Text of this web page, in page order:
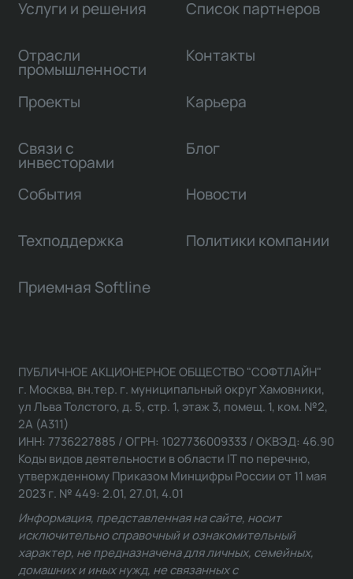
Услуги и решения
Отрасли
промышленности
Проекты
Связи с
инвесторами
Список партнеров
Контакты
Карьера
Блог
События Новости
Техподдержка Политики компании
Приемная Softline
ПУБЛИЧНОЕ АКЦИОНЕРНОЕ ОБЩЕСТВО "СОФТЛАЙН"
г. Москва, вн.тер. г. муниципальный округ Хамовники,
ул Льва Толстого, д. 5, стр. 1, этаж 3, помещ. 1, ком. №2,
2А (А311)
ИНН: 7736227885 / ОГРН: 1027736009333 / ОКВЭД: 46.90
Коды видов деятельности в области IT по перечню,
утвержденному Приказом Минцифры России от 11 мая
2023 г. № 449: 2.01, 27.01, 4.01
Информация, представленная на сайте, носит
исключительно справочный и ознакомительный
характер, не предназначена для личных, семейных,
домашних и иных нужд, не связанных с